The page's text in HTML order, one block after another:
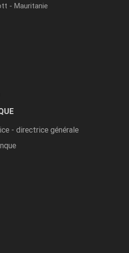
- Mauritanie
- directrice générale